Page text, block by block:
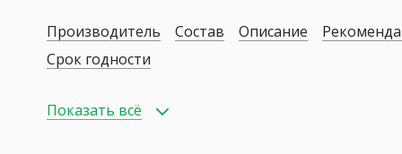
Производитель Состав Описание
Срок годности
Показать всё